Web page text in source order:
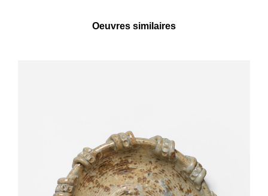
Oeuvres similaires